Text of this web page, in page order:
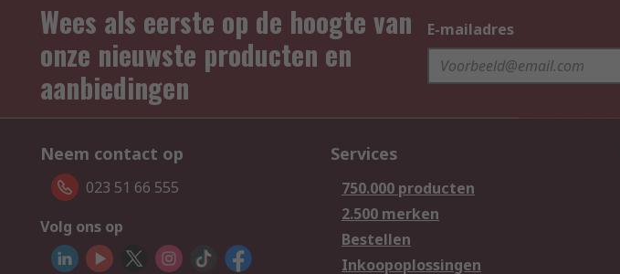
Wees als eerste op de hoogte van
onze nieuwste producten en
aanbiedingen
E-mailadres
Neem contact op
023 51 66 555
Volg ons op
Services
750.000 producten
2.500 merken
Bestellen
Inkoopoplossingen